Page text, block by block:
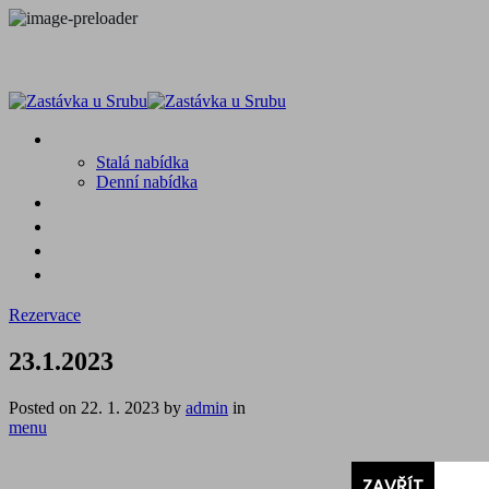
Stalá nabídka
Denní nabídka
Rezervace
23.1.2023
Posted on 22. 1. 2023 by admin in
menu